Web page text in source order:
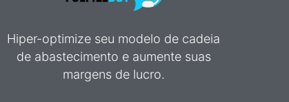
Hiper-optimize seu modelo de cadeia
de abastecimento e aumente suas
margens de lucro.